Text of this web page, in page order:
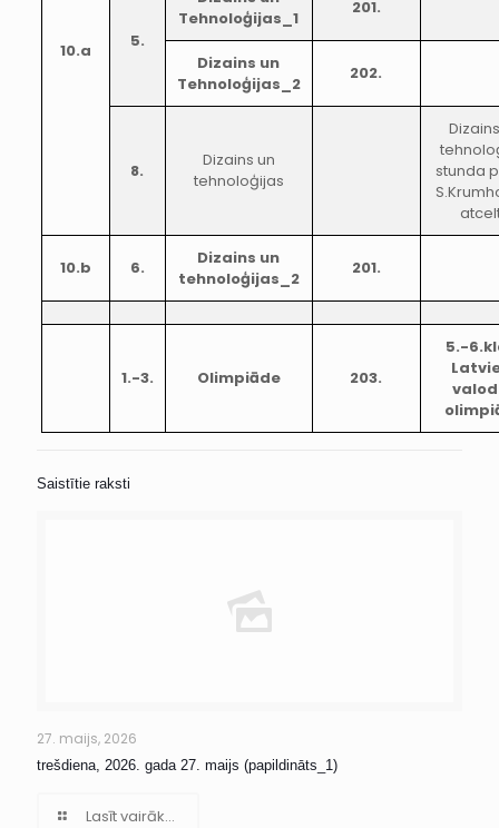
10.a 5.
Tehnoloģijas_1
201.
Dizains un
Tehnoloģijas_2
202.
8.
Dizains un
tehnoloģijas
stunda
10.b 6.
Dizains un
tehnoloģijas_2
201.
1.-3. Olimpiāde 203.
5.-
Saistītie raksti
27. maijs, 2026
trešdiena, 2026. gada 27. maijs (papildināts_1)
Lasīt vairāk...